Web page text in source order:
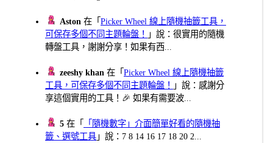
Aston 在「Picker Wheel 線上隨機抽籤工具，
可保存多個不同主題輪盤！
」說：很實用的隨機
轉盤工具，謝謝分享！如果有西...
zeeshy khan 在「Picker Wheel 線上隨機抽籤
工具，可保存多個不同主題輪盤！
」說：感謝分
享這個實用的工具！🎉 如果有需要波...
5 在「
「隨機數字」介面簡單好看的隨機抽
籤、選號工具 」說：7 8 14 16 17 18 20 2...